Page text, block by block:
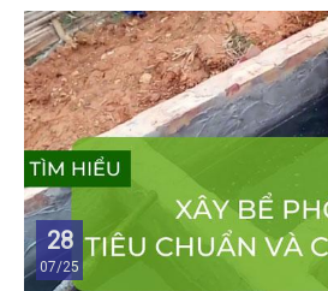
chi tiết:
28
07/25